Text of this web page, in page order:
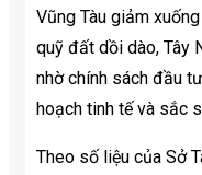
Vũng Tàu giảm
quỹ đất dồi dào, Tây
nhờ chính sách đầu
hoạch tinh tế và sắc
Theo số liệu của Sở